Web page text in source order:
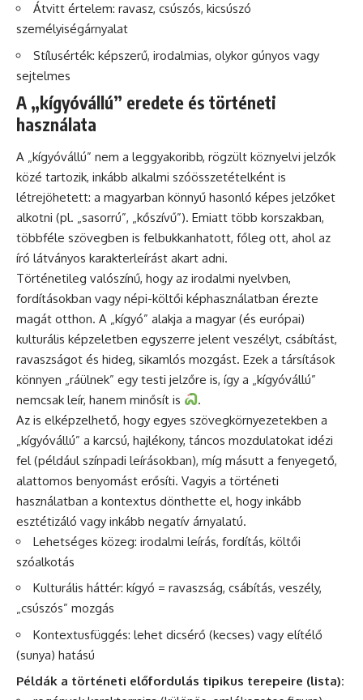
Átvitt értelem: ravasz, csúszós, kicsúszó
személyiségárnyalat
Stílusérték: képszerű, irodalmias, olykor gúnyos vagy
sejtelmes
A „kígyóvállú” eredete és történeti
használata
A „kígyóvállú” nem a leggyakoribb, rögzült köznyelvi jelzők
közé tartozik, inkább alkalmi szóösszetételként is
létrejöhetett: a magyarban könnyű hasonló képes jelzőket
alkotni (pl. „sasorrú”, „kőszívű”). Emiatt több korszakban,
többféle szövegben is felbukkanhatott, főleg ott, ahol az
író látványos karakterleírást akart adni.
Történetileg valószínű, hogy az irodalmi nyelvben,
fordításokban vagy népi-költői képhasználatban érezte
magát otthon. A „kígyó” alakja a magyar (és európai)
kulturális képzeletben egyszerre jelent veszélyt, csábítást,
ravaszságot és hideg, sikamlós mozgást. Ezek a társítások
könnyen „ráülnek” egy testi jelzőre is, így a „kígyóvállú”
nemcsak leír, hanem minősít is
.
Az is elképzelhető, hogy egyes szövegkörnyezetekben a
„kígyóvállú” a karcsú, hajlékony, táncos mozdulatokat idézi
fel (például színpadi leírásokban), míg másutt a fenyegető,
alattomos benyomást erősíti. Vagyis a történeti
használatban a kontextus dönthette el, hogy inkább
esztétizáló vagy inkább negatív árnyalatú.
Lehetséges közeg: irodalmi leírás, fordítás, költői
szóalkotás
Kulturális háttér: kígyó = ravaszság, csábítás, veszély,
„csúszós” mozgás
Kontextusfüggés: lehet dicsérő (kecses) vagy elítélő
(sunya) hatású
Példák a történeti előfordulás tipikus terepeire (lista):